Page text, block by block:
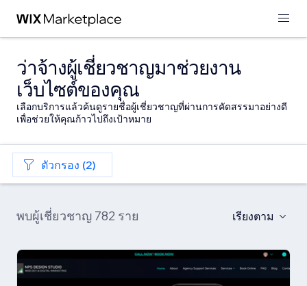
ว่าจ้างผู้เชี่ยวชาญมาช่วยงาน
เว็บไซต์ของคุณ
เลือกบริการแล้วค้นดูรายชื่อผู้เชี่ยวชาญที่ผ่านการคัดสรรมาอย่างดี
เพื่อช่วยให้คุณก้าวไปถึงเป้าหมาย
ตัวกรอง (2)
พบผู้เชี่ยวชาญ 782 ราย เรียงตาม